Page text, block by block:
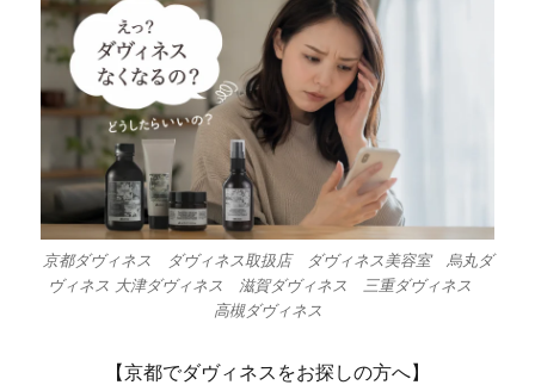
京都ダヴィネス ダヴィネス取扱店 ダヴィネス美容室 烏丸ダ
ヴィネス 大津ダヴィネス 滋賀ダヴィネス 三重ダヴィネス
高槻ダヴィネス
【京都でダヴィネスをお探しの方へ】